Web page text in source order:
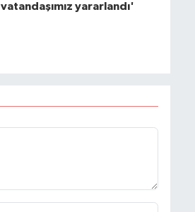
vatandaşımız yararlandı'